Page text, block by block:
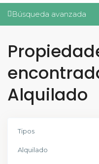
Búsqueda avanzada
Alquilado
Tipos
Alquilado